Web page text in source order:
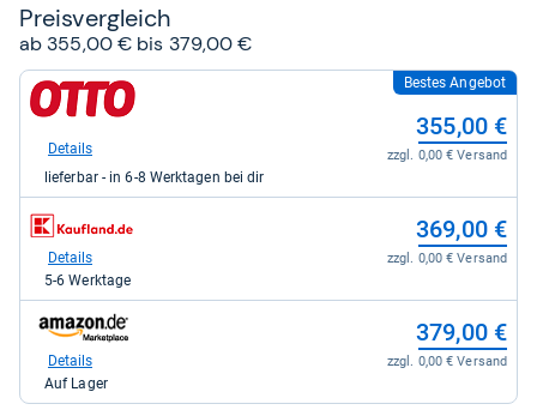
Preis­ver­gleich
ab 355,00 € bis 379,00 €
zum
Shop:
Otto.de
355,00
kaufen.
Bestes Angebot
355,00 €
zzgl. 0,00 € Versand
Details
lieferbar - in 6-8 Werktagen bei dir
zum
Shop:
Kaufland
kaufen.
369,00 €
zzgl. 0,00 € Versand
Details
5-6 Werktage
zum
Shop:
Amazon.de
379,00 €
zzgl. 0,00 € Versand
Details
Auf Lager